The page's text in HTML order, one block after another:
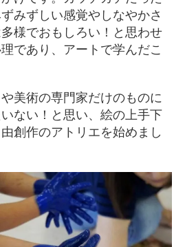
みずしい感覚やしなやかさ
様でおもしろい！と思わせ
であり、アートで学んだこ
美術の専門家だけのものに
ない！と思い、絵の上手下
創作のアトリエを始めまし